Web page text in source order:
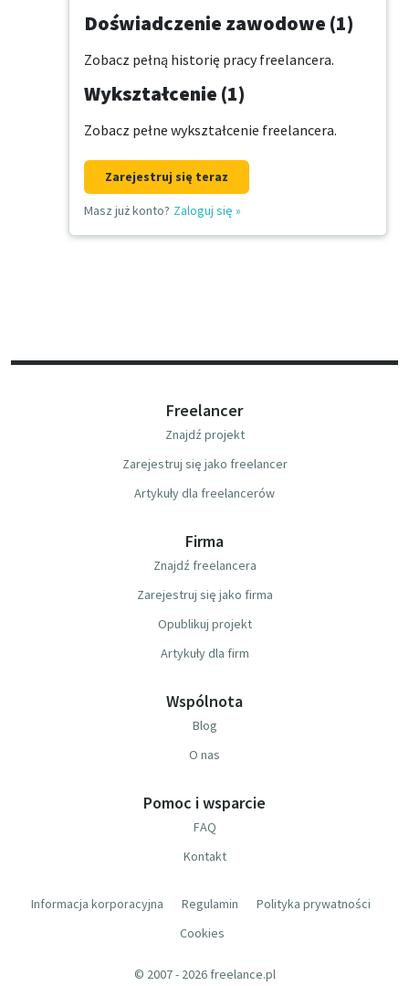
Doświadczenie zawodowe (1)
Zobacz pełną historię pracy freelancera.
Wykształcenie (1)
Zobacz pełne wykształcenie freelancera.
Zarejestruj się teraz
Masz już konto? Zaloguj się »
Freelancer
Znajdź projekt
Zarejestruj się jako freelancer
Artykuły dla freelancerów
Firma
Znajdź freelancera
Zarejestruj się jako firma
Opublikuj projekt
Artykuły dla firm
Wspólnota
Blog
O nas
Pomoc i wsparcie
FAQ
Kontakt
Informacja korporacyjna Regulamin
Polityka prywatności
Cookies
© 2007 - 2026 freelance.pl